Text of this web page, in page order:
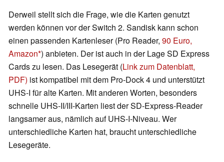
Derweil stellt sich die Frage, wie die Karten genutzt
werden können vor der Switch 2. Sandisk kann schon
einen passenden Kartenleser (Pro Reader, 90 Euro,
Amazon ) anbieten. Der ist auch in der Lage SD Express
Cards zu lesen. Das Lesegerät (Link zum Datenblatt,
PDF) ist kompatibel mit dem Pro-Dock 4 und unterstützt
UHS-I für alte Karten. Mit anderen Worten, besonders
schnelle UHS-II/III-Karten liest der SD-Express-Reader
langsamer aus, nämlich auf UHS-I-Niveau. Wer
unterschiedliche Karten hat, braucht unterschiedliche
Lesegeräte.